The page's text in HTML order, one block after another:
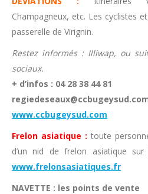
Champagneux, etc. Les cyclistes
passerelle de Virignin.
Restez informés : Illiwap, ou
sociaux.
+ d’infos : 04 28 38 44 81
www.ccbugeysud.com
Frelon asiatique : toute
d’un nid de frelon asiatique
www.frelonsasiatiques.fr
NAVETTE : les points de vente